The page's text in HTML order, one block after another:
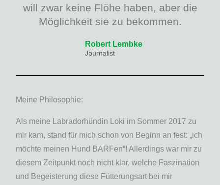
will zwar keine Flöhe haben, aber die
Möglichkeit sie zu bekommen.
Robert Lembke
Journalist
Meine Philosophie:
Als meine Labradorhündin Loki im Sommer 2017 zu
mir kam, stand für mich schon von Beginn an fest: „ich
möchte meinen Hund BARFen“! Allerdings war mir zu
diesem Zeitpunkt noch nicht klar, welche Faszination
und Begeisterung diese Fütterungsart bei mir